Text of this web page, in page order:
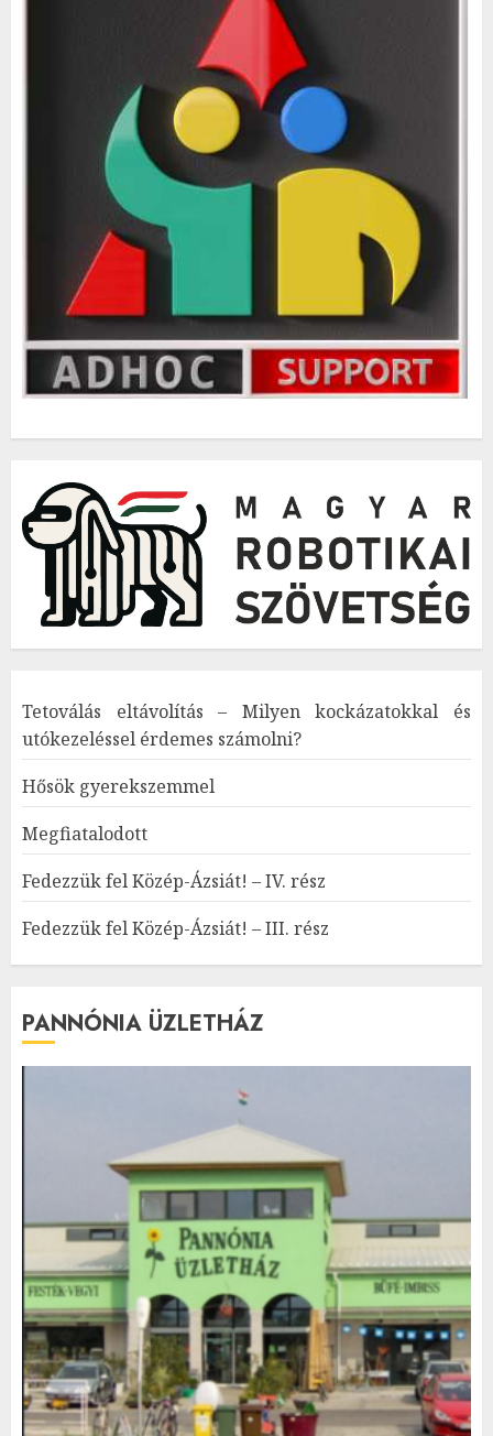
Tetoválás eltávolítás – Milyen kockázatokkal és
utókezeléssel érdemes számolni?
Hősök gyerekszemmel
Megfiatalodott
Fedezzük fel Közép-Ázsiát! – IV. rész
Fedezzük fel Közép-Ázsiát! – III. rész
PANNÓNIA ÜZLETHÁZ